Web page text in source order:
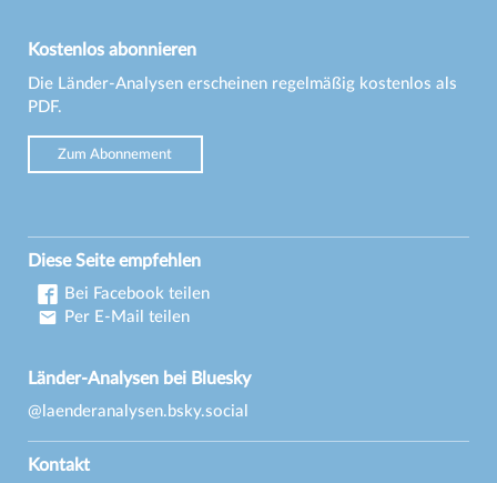
Kostenlos abonnieren
Die Länder-Analysen erscheinen regelmäßig kostenlos als
PDF.
Zum Abonnement
Diese Seite empfehlen
Bei Facebook teilen
Per E-Mail teilen
Länder-Analysen bei Bluesky
@laenderanalysen.bsky.social
Kontakt